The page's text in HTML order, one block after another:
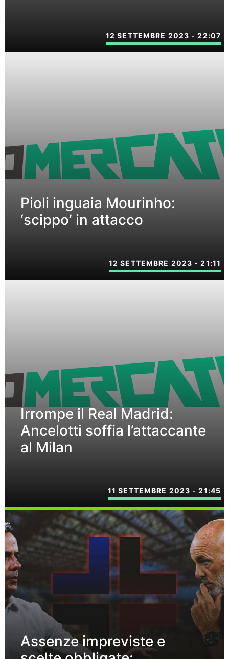
12 SETTEMBRE 2023 - 22:07
Pioli inguaia Mourinho:
‘scippo’ in attacco
12 SETTEMBRE 2023 - 21:11
Irrompe il Real Madrid:
Ancelotti soffia l’attaccante
al Milan
11 SETTEMBRE 2023 - 21:45
Assenze impreviste e